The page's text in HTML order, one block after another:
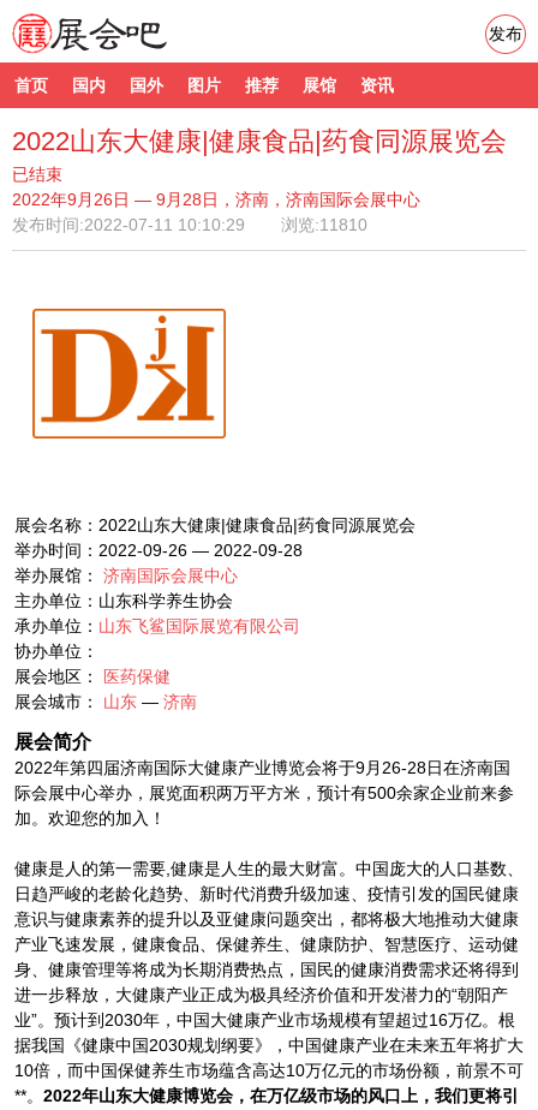
首页 国内 国外 图片 推荐 展馆 资讯
发布
2022山东大健康|健康食品|药食同源展览会
已结束
2022年9月26日 — 9月28日，济南，济南国际会展中心
发布时间:2022-07-11 10:10:29 浏览:11810
展会名称：2022山东大健康|健康食品|药食同源展览会
举办时间：2022-09-26 — 2022-09-28
举办展馆： 济南国际会展中心
主办单位：山东科学养生协会
承办单位： 山东飞鲨国际展览有限公司
协办单位：
展会地区：
医药保健
展会城市： 山东 — 济南
展会简介
2022年第四届济南国际大健康产业博览会将于9月26-28日在济南国
际会展中心举办，展览面积两万平方米，预计有500余家企业前来参
加。欢迎您的加入！
健康是人的第一需要,健康是人生的最大财富。中国庞大的人口基数、
日趋严峻的老龄化趋势、新时代消费升级加速、疫情引发的国民健康
意识与健康素养的提升以及亚健康问题突出，都将极大地推动大健康
产业飞速发展，健康食品、保健养生、健康防护、智慧医疗、运动健
身、健康管理等将成为长期消费热点，国民的健康消费需求还将得到
进一步释放，大健康产业正成为极具经济价值和开发潜力的“朝阳产
业”。预计到2030年，中国大健康产业市场规模有望超过16万亿。根
据我国《健康中国2030规划纲要》，中国健康产业在未来五年将扩大
10倍，而中国保健养生市场蕴含高达10万亿元的市场份额，前景不可
**。 2022年山东大健康博览会， 在万亿级市场的风口上，我们更将引